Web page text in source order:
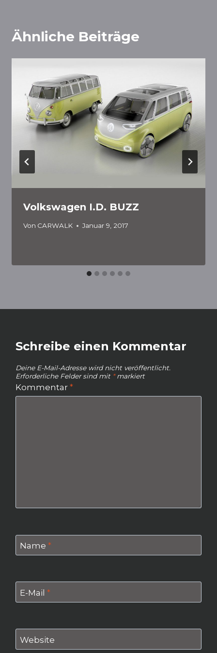
Ähnliche Beiträge
Volkswagen I.D. BUZZ
Von CARWALK Januar 9, 2017
Schreibe einen Kommentar
Deine E-Mail-Adresse wird nicht veröffentlicht.
Erforderliche Felder sind mit *markiert
Kommentar *
Name *
E-Mail *
Website